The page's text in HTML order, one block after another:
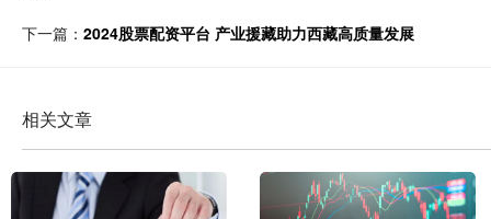
下一篇： 2024股票配资平台 产业援藏助力西藏高质量发展
相关文章